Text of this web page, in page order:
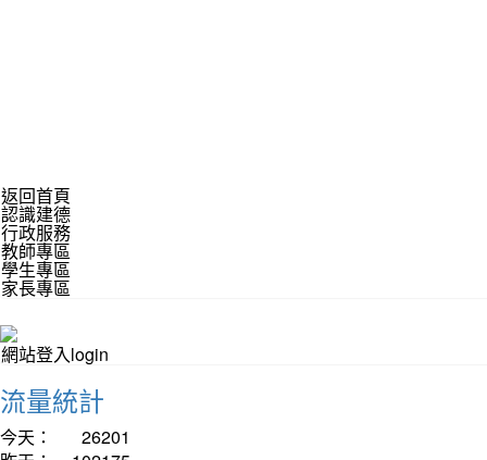
返回首頁
認識建德
行政服務
教師專區
學生專區
家長專區
網站登入login
流量統計
今天：
26201